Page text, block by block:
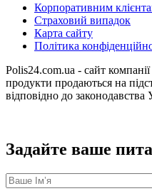
Корпоративним
Страховий випадок
Карта сайту
Політика
Polis24.com.ua - сайт
продукти продаються на
відповідно до
Задайте ваше